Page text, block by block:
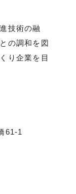
技術の融
の調和を図
り企業を目
61-1